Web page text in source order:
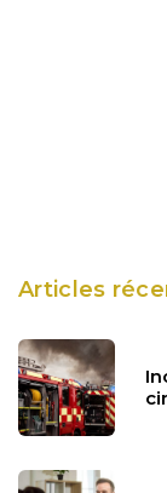
Articles